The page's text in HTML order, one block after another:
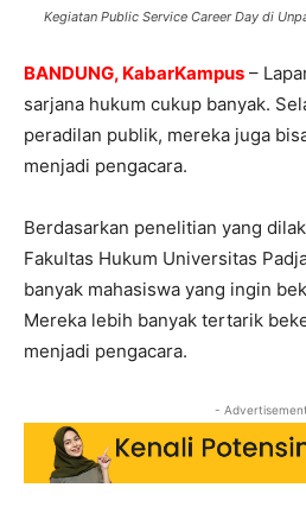
Kegiatan Public Service Career Day di
BANDUNG, KabarKampus –
sarjana hukum cukup banyak.
peradilan publik, mereka juga
menjadi pengacara.
Berdasarkan penelitian yang
Fakultas Hukum Universitas
banyak mahasiswa yang ingin
Mereka lebih banyak tertarik
menjadi pengacara.
-